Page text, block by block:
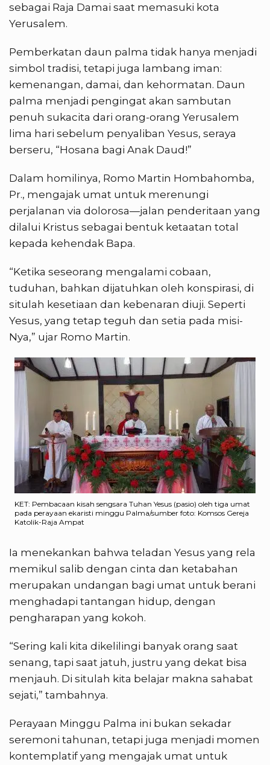
sebagai Raja Damai saat memasuki kota
Yerusalem.
Pemberkatan daun palma tidak hanya menjadi
simbol tradisi, tetapi juga lambang iman:
kemenangan, damai, dan kehormatan. Daun
palma menjadi pengingat akan sambutan
penuh sukacita dari orang-orang Yerusalem
lima hari sebelum penyaliban Yesus, seraya
berseru, “Hosana bagi Anak Daud!”
Dalam homilinya, Romo Martin Hombahomba,
Pr., mengajak umat untuk merenungi
perjalanan via dolorosa—jalan penderitaan yang
dilalui Kristus sebagai bentuk ketaatan total
kepada kehendak Bapa.
“Ketika seseorang mengalami cobaan,
tuduhan, bahkan dijatuhkan oleh konspirasi, di
situlah kesetiaan dan kebenaran diuji. Seperti
Yesus, yang tetap teguh dan setia pada misi-
Nya,” ujar Romo Martin.
KET: Pembacaan kisah sengsara Tuhan Yesus (pasio) oleh tiga umat
pada perayaan ekaristi minggu Palma/sumber foto: Komsos Gereja
Katolik-Raja Ampat
Ia menekankan bahwa teladan Yesus yang rela
memikul salib dengan cinta dan ketabahan
merupakan undangan bagi umat untuk berani
menghadapi tantangan hidup, dengan
pengharapan yang kokoh.
“Sering kali kita dikelilingi banyak orang saat
senang, tapi saat jatuh, justru yang dekat bisa
menjauh. Di situlah kita belajar makna sahabat
sejati,” tambahnya.
Perayaan Minggu Palma ini bukan sekadar
seremoni tahunan, tetapi juga menjadi momen
kontemplatif yang mengajak umat untuk